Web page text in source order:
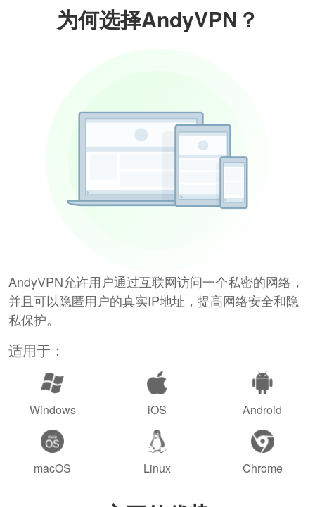
为何选择AndyVPN？
AndyVPN允许用户通过互联网访问一个私密的网络，
并且可以隐匿用户的真实IP地址，提高网络安全和隐
私保护。
适用于：
Windows iOS Android
macOS Linux Chrome